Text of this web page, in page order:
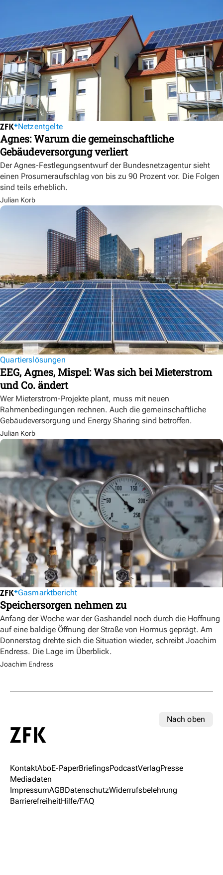
Netzentgelte
Agnes: Warum die gemeinschaftliche
Gebäudeversorgung verliert
Der Agnes-Festlegungsentwurf der Bundesnetzagentur sieht
einen Prosumeraufschlag von bis zu 90 Prozent vor. Die Folgen
sind teils erheblich.
Julian Korb
Quartierslösungen
EEG, Agnes, Mispel: Was sich bei Mieterstrom
und Co. ändert
Wer Mieterstrom-Projekte plant, muss mit neuen
Rahmenbedingungen rechnen. Auch die gemeinschaftliche
Gebäudeversorgung und Energy Sharing sind betroffen.
Julian Korb
Gasmarktbericht
Speichersorgen nehmen zu
Anfang der Woche war der Gashandel noch durch die Hoffnung
auf eine baldige Öffnung der Straße von Hormus geprägt. Am
Donnerstag drehte sich die Situation wieder, schreibt Joachim
Endress. Die Lage im Überblick.
Joachim Endress
Nach oben
KontaktAboE-PaperBriefingsPodcastVerlagPresse
Mediadaten
ImpressumAGBDatenschutzWiderrufsbelehrung
BarrierefreiheitHilfe/FAQ